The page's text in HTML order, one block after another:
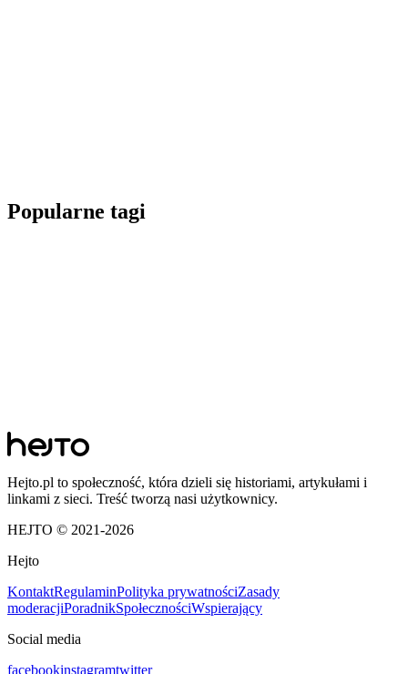
Popularne tagi
Hejto.pl to społeczność, która dzieli się historiami, artykułami i
linkami z sieci. Treść tworzą nasi użytkownicy.
HEJTO © 2021-2026
Hejto
KontaktRegulaminPolityka prywatnościZasady
moderacjiPoradnikSpołecznościWspierający
Social media
facebookinstagramtwitter